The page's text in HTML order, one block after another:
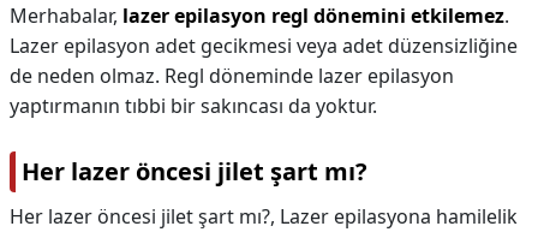
Merhabalar, lazer epilasyon regl dönemini etkilemez.
Lazer epilasyon adet gecikmesi veya adet düzensizliğine
de neden olmaz. Regl döneminde lazer epilasyon
yaptırmanın tıbbi bir sakıncası da yoktur.
Her lazer öncesi jilet şart mı?
Her lazer öncesi jilet şart mı?, Lazer epilasyona hamilelik